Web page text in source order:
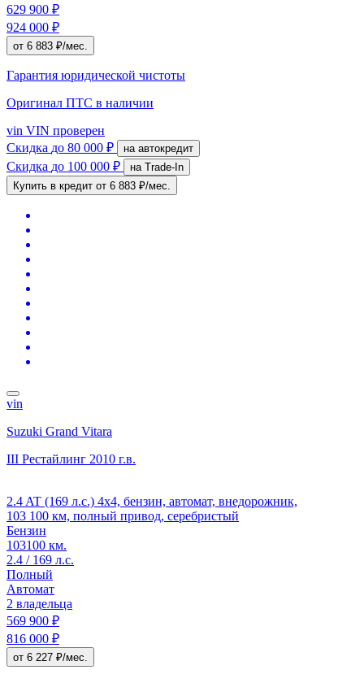
629 900 ₽
924 000 ₽
от 6 883 ₽/мес.
Гарантия юридической чистоты
Оригинал ПТС в наличии
vin VIN проверен
Скидка до 80 000 ₽ на автокредит
Скидка до 100 000 ₽
на Trade-In
Купить в кредит от 6 883 ₽/мес.
vin
Suzuki Grand Vitara
III Рестайлинг 2010 г.в.
2.4 AT (169 л.с.) 4x4, бензин, автомат, внедорожник,
103 100 км, полный привод, серебристый
Бензин
103100 км.
2.4 / 169 л.с.
Полный
Автомат
2 владельца
569 900 ₽
816 000 ₽
от 6 227 ₽/мес.